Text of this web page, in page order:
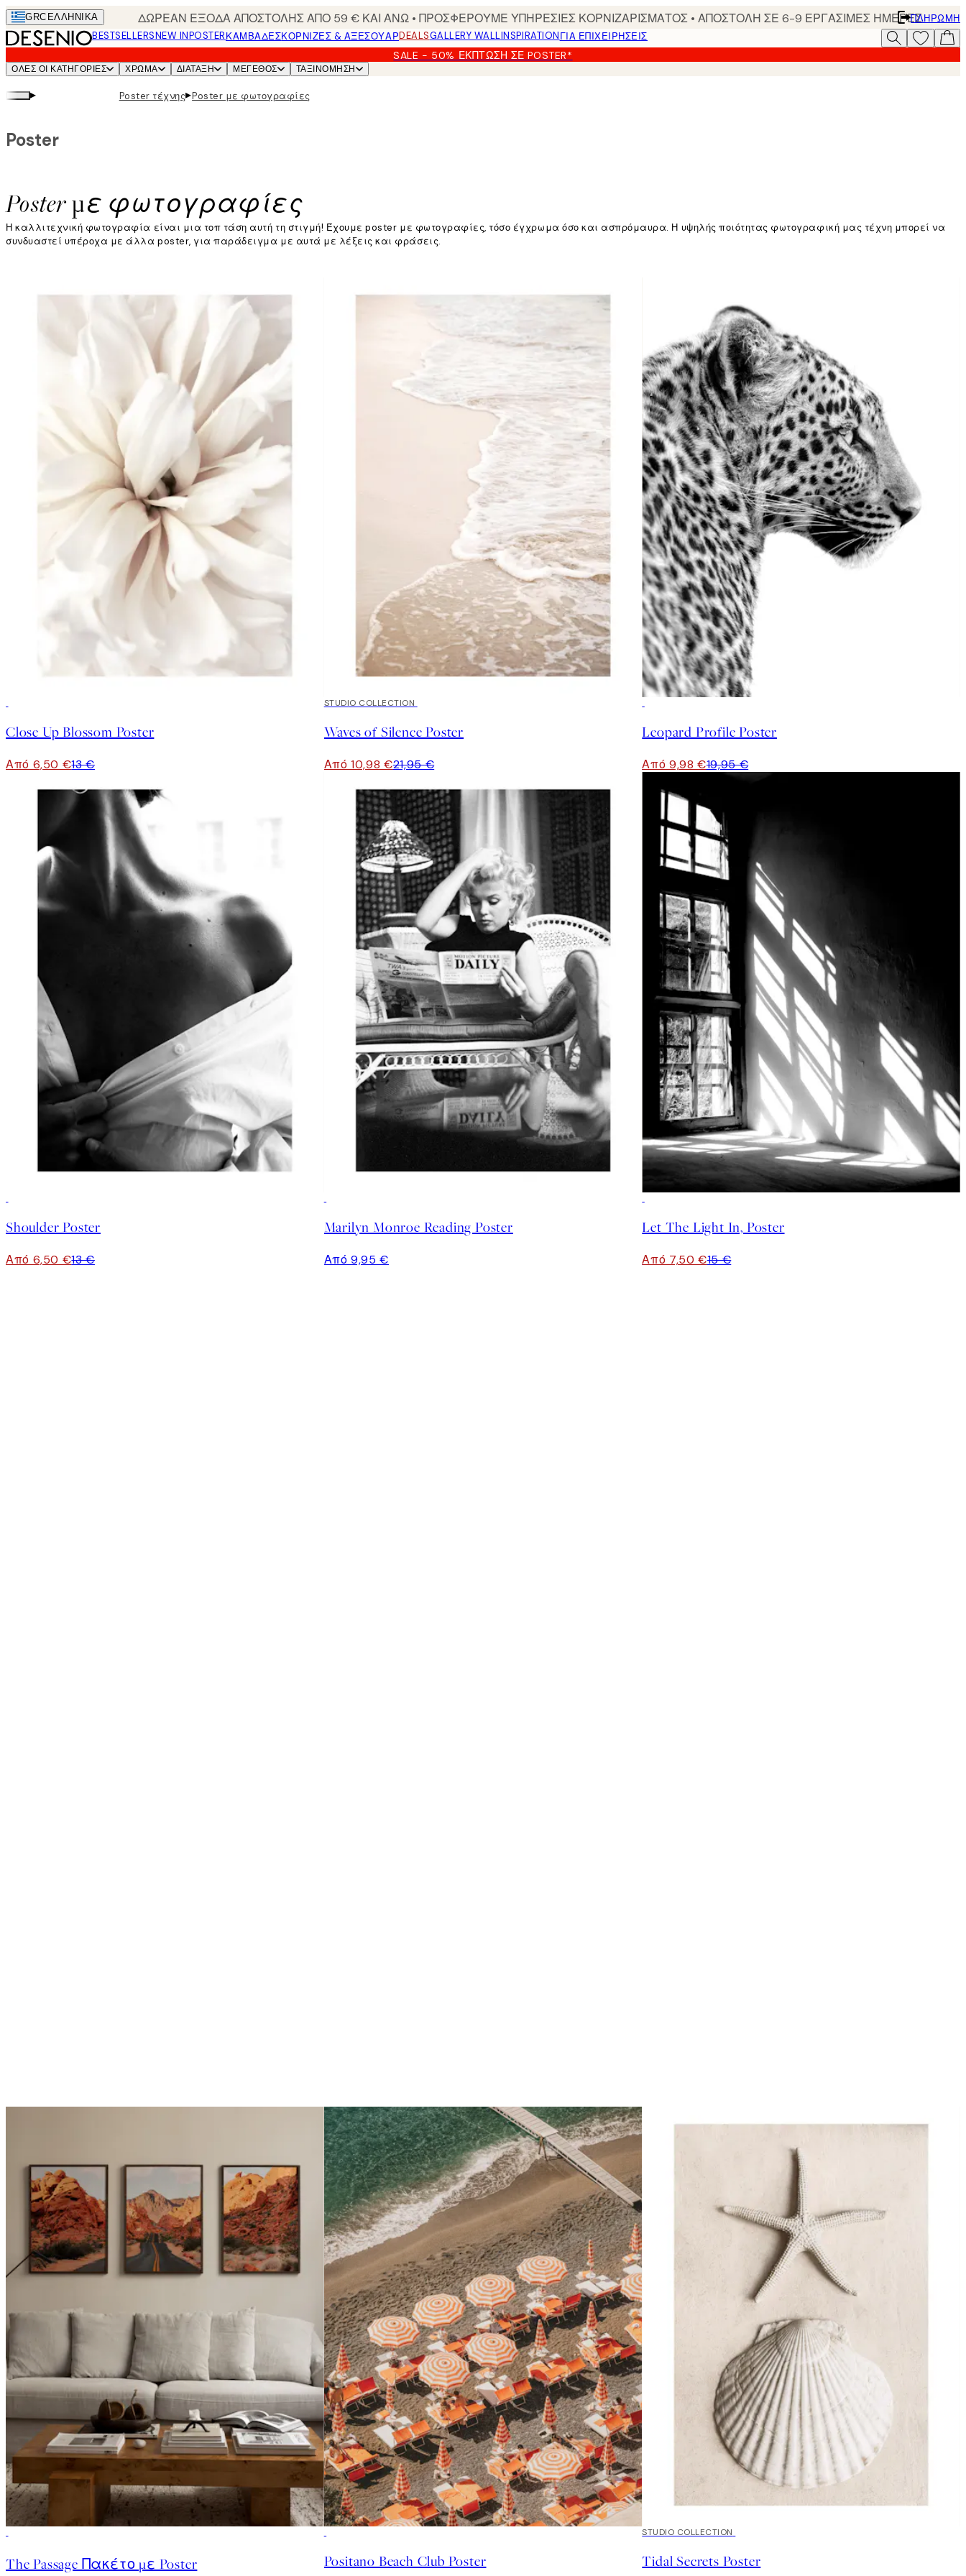
Skip
to
main
content.
GRC ΕΛΛΗΝΙΚΆ ΔΩΡΕΑΝ ΕΞΟΔΑ ΑΠΟΣΤΟΛΗΣ ΑΠΟ 59 € ΚΑΙ ΑΝΩ • ΠΡΟΣΦΕΡΟΥΜΕ ΥΠΗΡΕΣΙΕΣ ΚΟΡΝΙΖΑΡΙΣΜΑΤΟΣ • ΑΠΟΣΤΟΛΗ ΣΕ 6-9 ΕΡΓΑΣΙΜΕΣ ΗΜΕΡΕΣΠΛΗΡΩΜΉ
BESTSELLERSNEW INPOSTERΚΑΜΒΆΔΕΣΚΟΡΝΊΖΕΣ & ΑΞΕΣΟΥΆΡDEALSGALLERY WALLINSPIRATIONΓΙΑ ΕΠΙΧΕΙΡΗΣΕΙΣ
SALE - 50% ΈΚΠΤΩΣΗ ΣΕ POSTER*
ΌΛΕΣ ΟΙ ΚΑΤΗΓΟΡΊΕΣ ΧΡΩΜΑ ΔΙΑΤΑΞΗ ΜΕΓΕΘΟΣ ΤΑΞΙΝΌΜΗΣΗ
▸ Poster τέχνης▸Poster με φωτογραφίες
Poster με φωτογραφίες
Poster
Η καλλιτεχνική φωτογραφία είναι μια τοπ τάση αυτή τη στιγμή! Έχουμε poster με φωτογραφίες, τόσο έγχρωμα όσο και ασπρόμαυρα. Η υψηλής ποιότητας φωτογραφική μας τέχνη μπορεί να
συνδυαστεί υπέροχα με άλλα poster, για παράδειγμα με αυτά με λέξεις και φράσεις.
Close Up Blossom Poster
Από 6,50 €13 €
50%*
STUDIO COLLECTION
Waves of Silence Poster
Από 10,98 €21,95 €
Leopard Profile Poster
Από 9,98 €19,95 €
Shoulder Poster
Από 6,50 €13 €
Marilyn Monroe Reading Poster
Από 9,95 €
Let The Light In, Poster
Από 7,50 €15 €
The Passage Πακέτο με Poster Positano Beach Club Poster
50%*
STUDIO COLLECTION
Tidal Secrets Poster